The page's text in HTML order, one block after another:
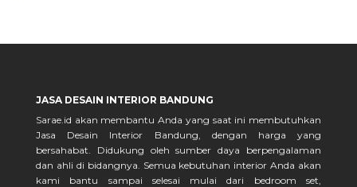
JASA DESAIN INTERIOR BANDUNG
Sarae.id akan membantu Anda yang saat ini membutuhkan
Jasa Desain Interior Bandung, dengan harga yang
bersahabat. Didukung oleh sumber daya berpengalaman
dan ahli di bidangnya. Semua kebutuhan interior Anda akan
kami bantu sampai selesai mulai dari bedroom set,